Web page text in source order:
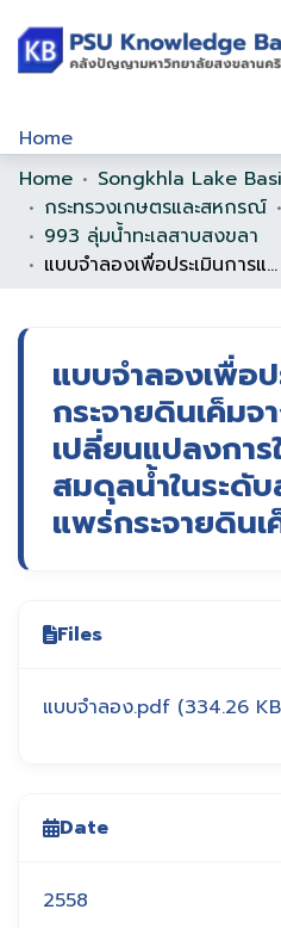
Home
Communities & Collections
Browse
About Us
Policy
Help
Home
กระทรวงเกษตรและสหกรณ์
993 ลุ่มน้ำทะเลสาบสงขลา
แบบจำลองเพื่อประเมินการแพร่กระจายดินเค็มจากข้อมูลการเปลี่ยนแปลงการใช้ที่ดินและสมดุลน้ำในระดับลุ่มน้ำต่อการแพร่กระจายดินเค็ม
แบบจำลองเพื่อ
กระจายดินเค็มจ
เปลี่ยนแปลงกา
สมดุลน้ำในระดั
แพร่กระจายดินเ
Files
แบบจำลอง.pdf (334.26
Date
2558